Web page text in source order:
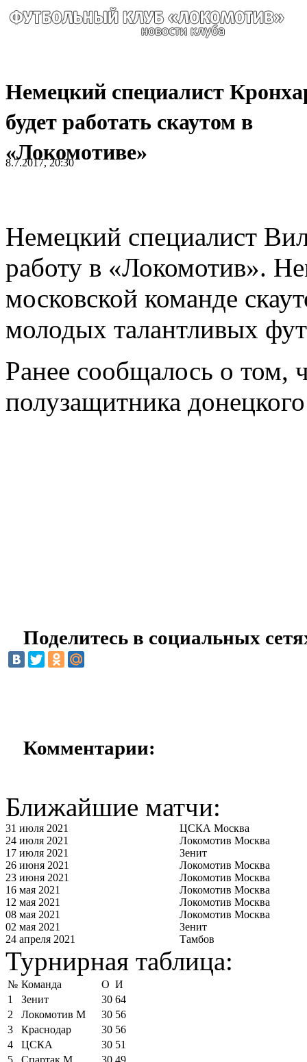
Немецкий специалист
будет работать скаутом в
«Локомотиве»
8.7.2017, 20:30
Немецкий специалист
работу в «Локомотив».
московской команде
молодых талантливых
Ранее сообщалось о том,
полузащитника
Поделитесь в социальных
Комментарии:
Ближайшие матчи:
31 июля 2021
ЦСКА Москва
24 июля 2021
Локомотив Москва
17 июля 2021
Зенит
26 июня 2021
Локомотив Москва
23 июня 2021
Локомотив Москва
16 мая 2021
Локомотив Москва
12 мая 2021
Локомотив Москва
08 мая 2021
Локомотив Москва
02 мая 2021
Зенит
24 апреля 2021
Тамбов
Турнирная таблица:
№ Команда О И
1
Зенит 30 64
2
Локомотив М 30 56
3
Краснодар 30 56
4
ЦСКА 30 51
5
Спартак М 30 49